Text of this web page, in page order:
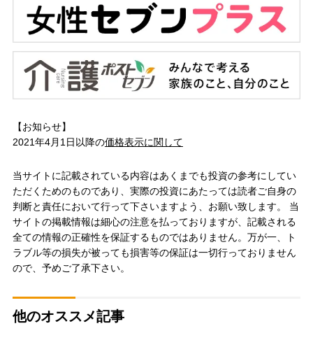
【お知らせ】
2021年4月1日以降の価格表示に関して
当サイトに記載されている内容はあくまでも投資の参考にしてい
ただくためのものであり、実際の投資にあたっては読者ご自身の
判断と責任において行って下さいますよう、お願い致します。 当
サイトの掲載情報は細心の注意を払っておりますが、記載される
全ての情報の正確性を保証するものではありません。万が一、ト
ラブル等の損失が被っても損害等の保証は一切行っておりません
ので、予めご了承下さい。
他のオススメ記事